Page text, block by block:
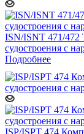
ISN/ISNT 471/472
судостроения c
Подробнее
ISP/ISPT 474